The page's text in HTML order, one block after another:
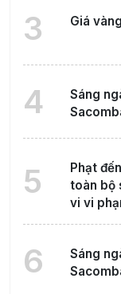
3 Giá
4
Sáng
5
Phạt
toàn bộ
vi vi
6
Sáng